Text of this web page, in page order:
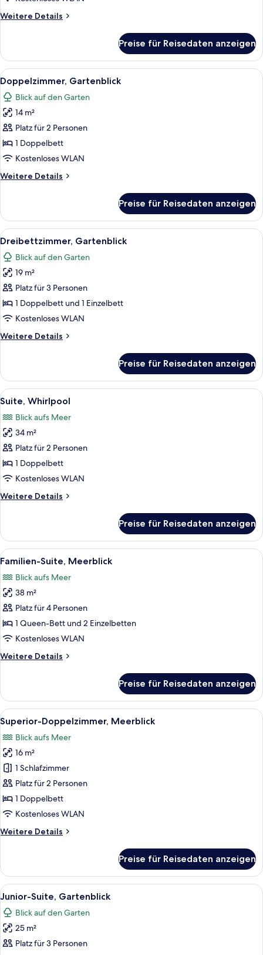
Garden
Weitere Details
Weitere
Room,
Garden
View
Preise für Reisedaten anzeigen
Alle
Fotos
für
Doppelzimmer,
Gartenblick
anzeigen
Ein Zimmer mit einem großen Bett,
9
Doppelzimmer, Gartenblick
Blick auf den Garten
14 m²
Platz für 2 Personen
1 Doppelbett
Kostenloses WLAN
Weitere Details
Weitere
Gartenblick
Preise für Reisedaten anzeigen
Alle
Fotos
für
Dreibettzimmer,
Gartenblick
anzeigen
Ein Zimmer mit zwei Betten, einem
6
Dreibettzimmer, Gartenblick
Blick auf den Garten
19 m²
Platz für 3 Personen
1 Doppelbett und 1 Einzelbett
Kostenloses WLAN
Weitere Details
Weitere
Gartenblick
Preise für Reisedaten anzeigen
Alle
Fotos
für
Suite,
Whirlpool
anzeigen
Ein modernes Badezimmer mit
5
Suite, Whirlpool
Blick aufs Meer
34 m²
Platz für 2 Personen
1 Doppelbett
Kostenloses WLAN
Weitere Details
Weitere
Whirlpool
Preise für Reisedaten anzeigen
Alle
Fotos
für
Familien-
Suite,
Meerblick
anzeigen
Ein ordentlich eingerichtetes
9
Familien-Suite, Meerblick
Blick aufs Meer
38 m²
Platz für 4 Personen
1 Queen-Bett und 2 Einzelbetten
Kostenloses WLAN
Weitere Details
Weitere
Suite,
Meerblick
Preise für Reisedaten anzeigen
Alle
Fotos
für
Superior-
Doppelzimmer,
Meerblick
anzeigen
Ein Schlafzimmer mit Bett,
26
Superior-Doppelzimmer, Meerblick
Blick aufs Meer
16 m²
1 Schlafzimmer
Platz für 2 Personen
1 Doppelbett
Kostenloses WLAN
Weitere Details
Weitere
Doppelzimmer,
Meerblick
Preise für Reisedaten anzeigen
Alle
Fotos
für
Junior-
Suite,
Ein Gebäude mit überdachter
13
Junior-Suite, Gartenblick
Blick auf den Garten
25 m²
Platz für 3 Personen